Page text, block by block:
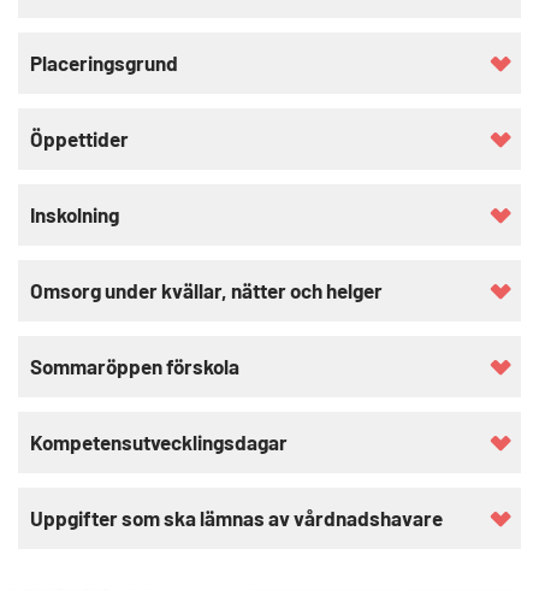
Placeringsgrund
Öppettider
Inskolning
Omsorg under kvällar, nätter och helger
Sommaröppen förskola
Kompetensutvecklingsdagar
Uppgifter som ska lämnas av vårdnadshavare